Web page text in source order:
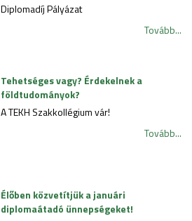
Diplomadíj Pályázat
Tovább...
Tehetséges vagy? Érdekelnek a
földtudományok?
A TEKH Szakkollégium vár!
Tovább...
Élőben közvetítjük a januári
diplomaátadó ünnepségeket!